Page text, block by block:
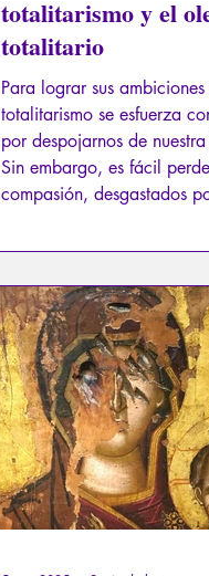
totalitarismo y el
totalitario
Para lograr sus
totalitarismo se esfuerza
por despojarnos de
Sin embargo, es fácil
compasión, desgastados
próximos golpes cayeran
hacer lo mismo: sobre
insensibilizarnos. Cristo
con plena sensibilidad.